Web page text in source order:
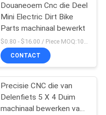
Douaneoem Cnc die Deel
Mini Electric Dirt Bike
Parts machinaal bewerkt
$0.80 - $16.00 / Piece MOQ:10 stukken
CONTACT
Precisie CNC die van
Delenfiets 5 X 4 Duim
machinaal bewerken van